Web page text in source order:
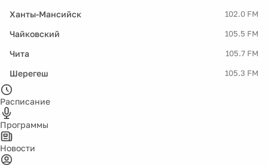
Ханты-Мансийск 102.0 FM
Чайковский 105.5 FM
Чита 105.7 FM
Шерегеш 105.3 FM
Расписание
Программы
Новости